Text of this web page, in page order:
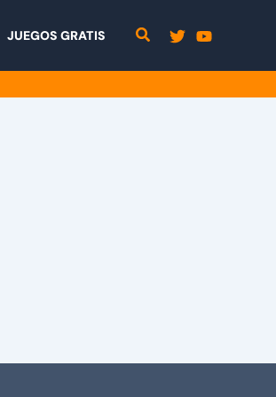
JUEGOS GRATIS